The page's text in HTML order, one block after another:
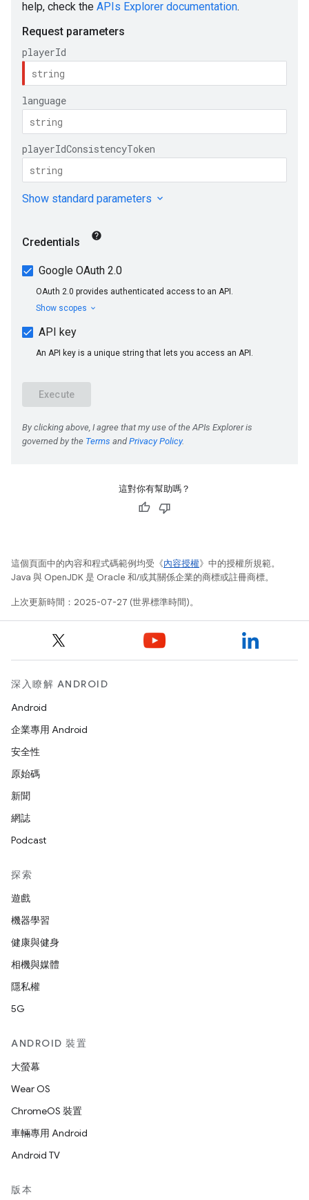
這對你有幫助嗎？
這個頁面中的內容和程式碼範例均受《內容授權》中的授權所規範。
Java 與 OpenJDK 是 Oracle 和/或其關係企業的商標或註冊商標。
上次更新時間：2025-07-27 (世界標準時間)。
深入瞭解 ANDROID
Android
企業專用 Android
安全性
原始碼
新聞
網誌
Podcast
探索
遊戲
機器學習
健康與健身
相機與媒體
隱私權
5G
ANDROID 裝置
大螢幕
Wear OS
ChromeOS 裝置
車輛專用 Android
Android TV
版本